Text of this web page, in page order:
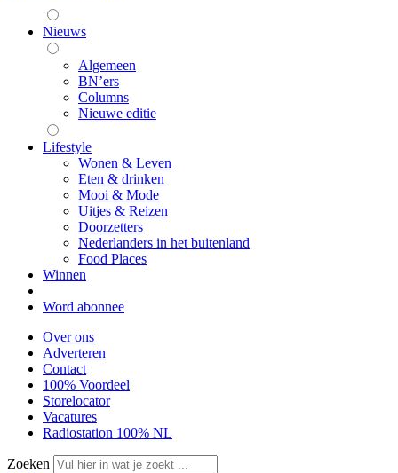
Nieuws
Algemeen
BN’ers
Columns
Nieuwe editie
Lifestyle
Wonen & Leven
Eten & drinken
Mooi & Mode
Uitjes & Reizen
Doorzetters
Nederlanders in het buitenland
Food Places
Winnen
Word abonnee
Over ons
Adverteren
Contact
100% Voordeel
Storelocator
Vacatures
Radiostation 100% NL
Zoeken